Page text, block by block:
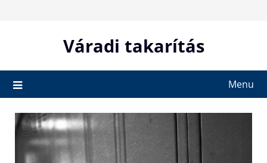
Váradi takarítás
Menu